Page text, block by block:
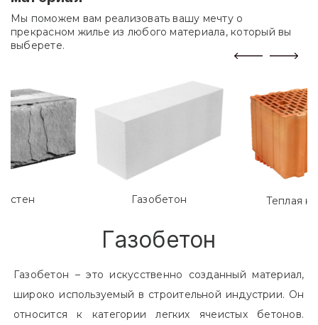
Мы поможем вам реализовать вашу мечту о
прекрасном жилье из любого материала, который вы
выберете.
Газобетон Теплая
Газобетон
Газобетон – это искусственно созданный материал,
широко используемый в строительной индустрии. Он
относится к категории легких ячеистых бетонов.